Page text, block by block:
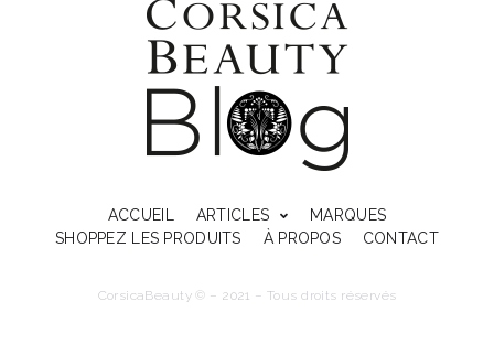
ACCUEIL ARTICLES
MARQUES
SHOPPEZ LES PRODUITS
À PROPOS CONTACT
CorsicaBeauty © – 2021 – Tous droits réservés